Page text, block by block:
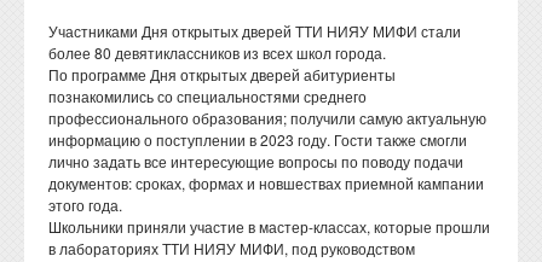
Участниками Дня открытых дверей ТТИ НИЯУ МИФИ стали
более 80 девятиклассников из всех школ города.
По программе Дня открытых дверей абитуриенты
познакомились со специальностями среднего
профессионального образования; получили самую актуальную
информацию о поступлении в 2023 году. Гости также смогли
лично задать все интересующие вопросы по поводу подачи
документов: сроках, формах и новшествах приемной кампании
этого года.
Школьники приняли участие в мастер-классах, которые прошли
в лабораториях ТТИ НИЯУ МИФИ, под руководством